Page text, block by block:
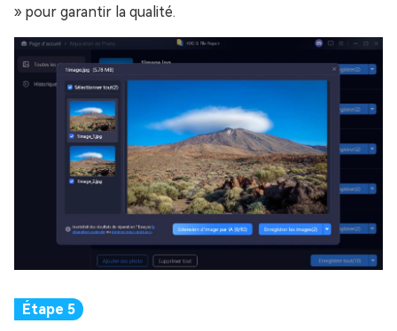
» pour garantir la qualité.